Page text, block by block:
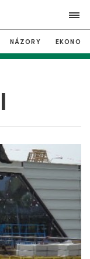
search
NÁZORY